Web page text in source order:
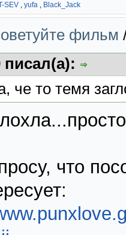
SEV , yufa , Black_Jack
фильм
писал(а):
че то темя
что